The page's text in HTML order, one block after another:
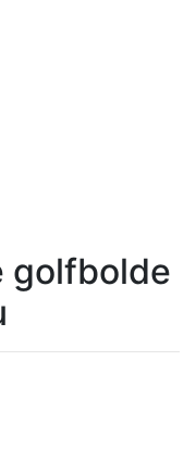
golfbolde